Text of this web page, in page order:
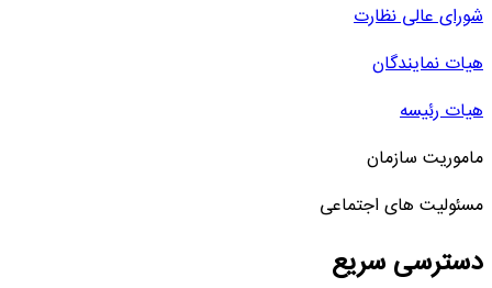
شورای عالی نظارت
هیات نمایندگان
هیات رئیسه
ماموریت سازمان
مسئولیت های اجتماعی
دسترسی سریع